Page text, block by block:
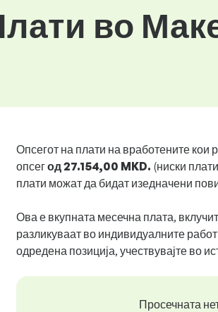
во
Опсегот на плати на вработените кои
опсегод 27.154,00 MKD. (ниски
плати можат да бидат изедначени
Ова е вкупната месечна плата,
разликуваат во индивидуалните
одредена позиција, учествувајте во
Просечната